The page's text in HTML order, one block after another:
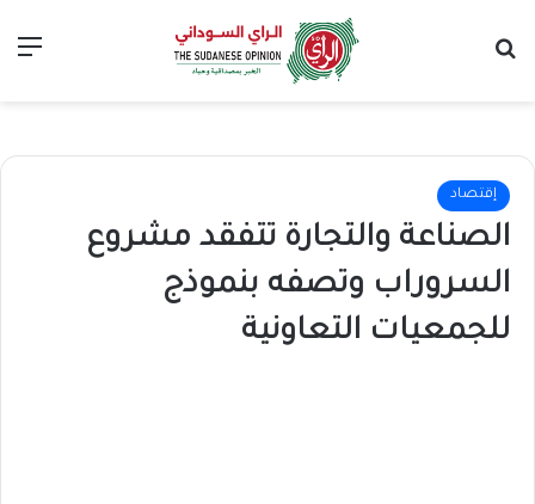
إقتصاد
الصناعة والتجارة تتفقد مشروع
السروراب وتصفه بنموذج
للجمعيات التعاونية